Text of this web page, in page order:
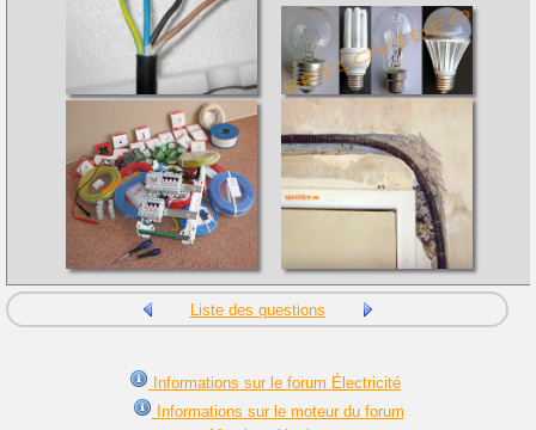
Liste des questions
Informations sur le forum Électricité
Informations sur le moteur du forum